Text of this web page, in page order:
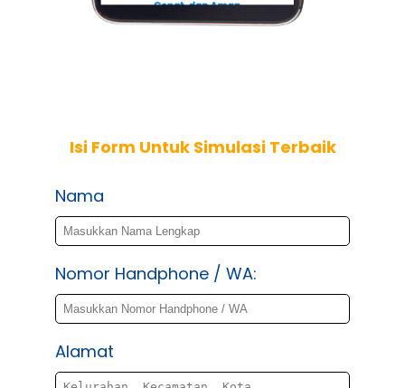
Isi Form Untuk Simulasi Terbaik
Nama
Nomor Handphone / WA:
Alamat